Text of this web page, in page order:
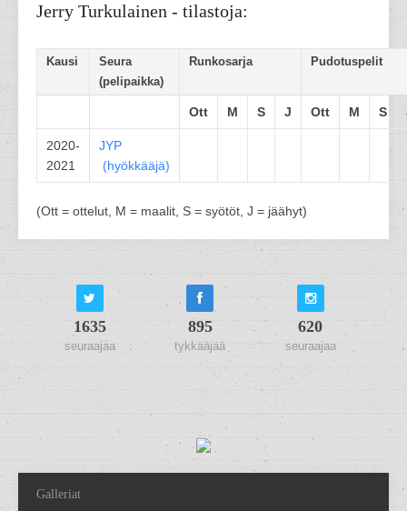
Jerry Turkulainen - tilastoja:
Kausi
Seura
(pelipaikka)
Runkosarja Pudotuspelit
Ott M S J Ott M S
2020-
2021
JYP
(hyökkääjä)
(Ott = ottelut, M = maalit, S = syötöt, J = jäähyt)
1635
seuraajaa
895
tykkääjää
620
seuraajaa
Galleriat